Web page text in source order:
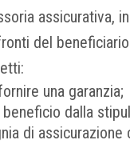
assicurativa,
del
una garanzia;
dalla
di assicurazione